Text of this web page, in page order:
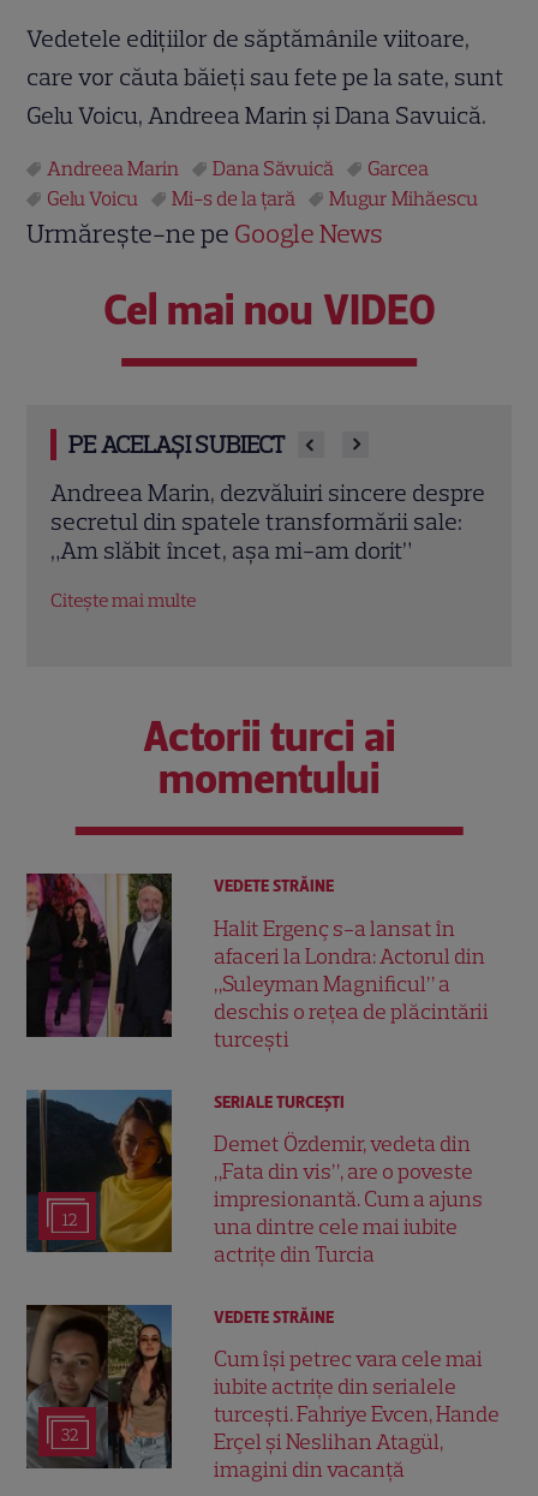
Vedetele ediţiilor de săptămânile viitoare,
care vor căuta băieţi sau fete pe la sate, sunt
Gelu Voicu, Andreea Marin şi Dana Savuică.
Andreea Marin Dana Săvuică
Garcea
Gelu Voicu
Mi-s de la ţară Mugur Mihăescu
Urmărește-ne pe Google News
Cel mai nou VIDEO
PE ACELAȘI SUBIECT
Tuncay Öztürk, apariție rară alături de
familie. Cum arată viața fostului soț al
Andreei Marin
Citește mai multe
Actorii turci ai
momentului
VEDETE STRĂINE
Halit Ergenç s-a lansat în
afaceri la Londra: Actorul din
„Suleyman Magnificul” a
deschis o rețea de plăcintării
turcești
12
SERIALE TURCEŞTI
Demet Özdemir, vedeta din
„Fata din vis”, are o poveste
impresionantă. Cum a ajuns
una dintre cele mai iubite
actrițe din Turcia
32
VEDETE STRĂINE
Cum își petrec vara cele mai
iubite actrițe din serialele
turcești. Fahriye Evcen, Hande
Erçel și Neslihan Atagül,
imagini din vacanță